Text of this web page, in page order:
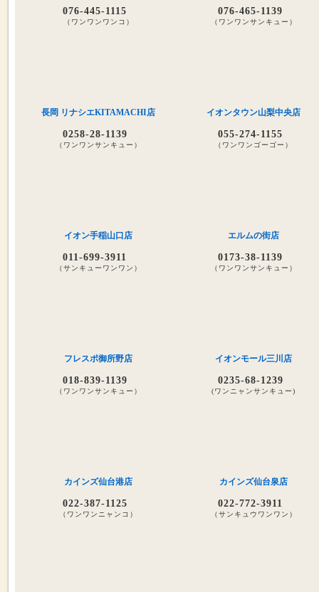
076-445-1115
（ワンワンワンコ）
076-465-1139
（ワンワンサンキュー）
長岡 リナシエKITAMACHI店
0258-28-1139
（ワンワンサンキュー）
イオンタウン山梨中央店
055-274-1155
（ワンワンゴーゴー）
イオン手稲山口店
011-699-3911
（サンキューワンワン）
エルムの街店
0173-38-1139
（ワンワンサンキュー）
フレスポ御所野店
018-839-1139
（ワンワンサンキュー）
イオンモール三川店
0235-68-1239
(ワンニャンサンキュー)
カインズ仙台港店
022-387-1125
（ワンワンニャンコ）
カインズ仙台泉店
022-772-3911
（サンキュウワンワン）